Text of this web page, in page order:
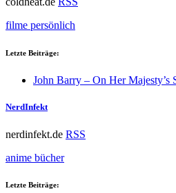
filme persönlich
Letzte Beiträge:
John Barry – On Her Majesty’s
NerdInfekt
nerdinfekt.de RSS
anime bücher
Letzte Beiträge: